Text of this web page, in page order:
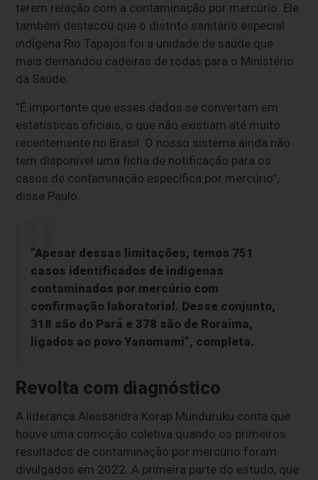
terem relação com a contaminação por mercúrio. Ele
também destacou que o distrito sanitário especial
indígena Rio Tapajós foi a unidade de saúde que
mais demandou cadeiras de rodas para o Ministério
da Saúde.
“É importante que esses dados se convertam em
estatísticas oficiais, o que não existiam até muito
recentemente no Brasil. O nosso sistema ainda não
tem disponível uma ficha de notificação para os
casos de contaminação específica por mercúrio”,
disse Paulo.
“Apesar dessas limitações, temos 751
casos identificados de indígenas
contaminados por mercúrio com
confirmação laboratorial. Desse conjunto,
318 são do Pará e 378 são de Roraima,
ligados ao povo Yanomami”, completa.
Revolta com diagnóstico
A liderança Alessandra Korap Munduruku conta que
houve uma comoção coletiva quando os primeiros
resultados de contaminação por mercúrio foram
divulgados em 2022. A primeira parte do estudo, que